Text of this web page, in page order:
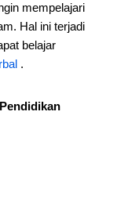
mempelajari
Hal ini terjadi
belajar
.